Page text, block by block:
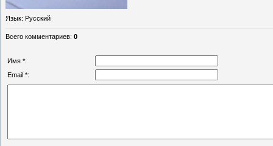
Язык: Русский
Всего комментариев: 0
Имя *:
Email *: